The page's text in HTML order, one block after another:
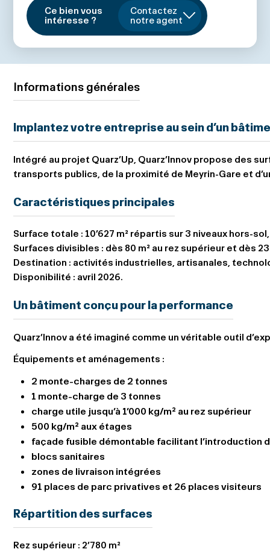
Ce bien vous
intéresse ?
Contactez
notre agent
Informations générales
Implantez votre entreprise au sein d’un
Intégré au projet Quarz’Up, Quarz’Innov propose des
transports publics, de la proximité de Meyrin-Gare et
Caractéristiques principales
Surface totale : 10’627 m² répartis sur 3 niveaux hors-
Surfaces divisibles : dès 80 m² au rez supérieur et dès
Destination : activités industrielles, artisanales,
Disponibilité : avril 2026.
Un bâtiment conçu pour la performance
Quarz’Innov a été imaginé comme un véritable outil
Équipements et aménagements :
2 monte-charges de 2 tonnes
1 monte-charge de 3 tonnes
charge utile jusqu’à 1’000 kg/m² au rez supérieur
500 kg/m² aux étages
façade fusible démontable facilitant l’introduction
blocs sanitaires
zones de livraison intégrées
91 places de parc privatives et 26 places visiteurs
Répartition des surfaces
Rez supérieur : 2’780 m²